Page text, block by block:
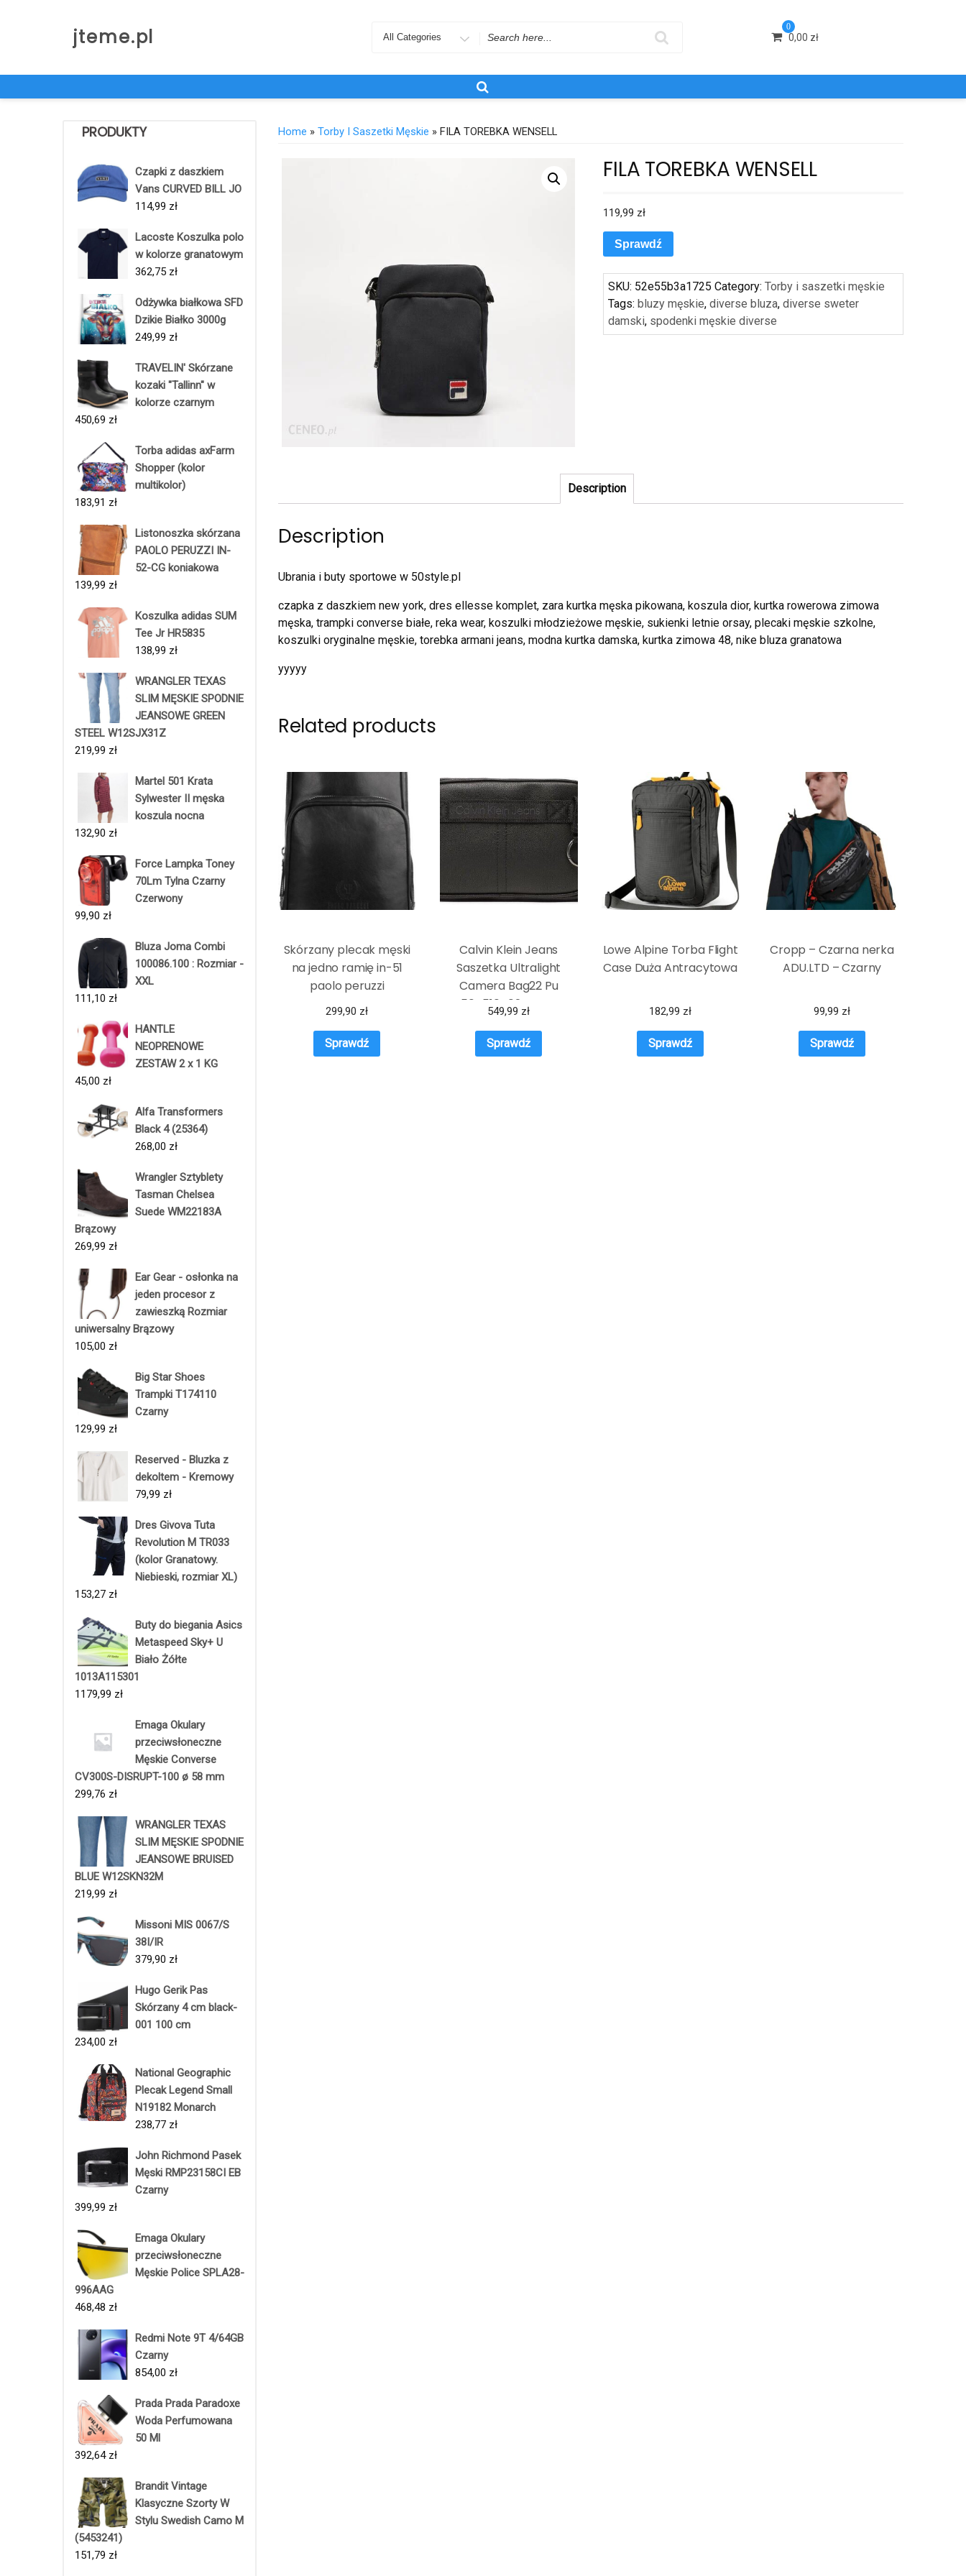
jteme.pl
Search
0
0,00 zł
PRODUKTY
Czapki z daszkiem
Vans CURVED BILL JO
114,99 zł
Lacoste Koszulka polo
w kolorze granatowym
362,75 zł
Odżywka białkowa SFD
Dzikie Białko 3000g
249,99 zł
TRAVELIN' Skórzane
kozaki "Tallinn" w
kolorze czarnym
450,69 zł
Torba adidas axFarm
Shopper (kolor
multikolor)
183,91 zł
Listonoszka skórzana
PAOLO PERUZZI IN-
52-CG koniakowa
139,99 zł
Koszulka adidas SUM
Tee Jr HR5835
138,99 zł
WRANGLER TEXAS
SLIM MĘSKIE SPODNIE
JEANSOWE GREEN
STEEL W12SJX31Z
219,99 zł
Martel 501 Krata
Sylwester II męska
koszula nocna
132,90 zł
Force Lampka Toney
70Lm Tylna Czarny
Czerwony
99,90 zł
Bluza Joma Combi
100086.100 : Rozmiar -
XXL
111,10 zł
HANTLE
NEOPRENOWE
ZESTAW 2 x 1 KG
45,00 zł
Alfa Transformers
Black 4 (25364)
268,00 zł
Wrangler Sztyblety
Tasman Chelsea
Suede WM22183A
Brązowy
269,99 zł
Ear Gear - osłonka na
jeden procesor z
zawieszką Rozmiar
uniwersalny Brązowy
105,00 zł
Big Star Shoes
Trampki T174110
Czarny
129,99 zł
Reserved - Bluzka z
dekoltem - Kremowy
79,99 zł
Dres Givova Tuta
Revolution M TR033
(kolor Granatowy.
Niebieski, rozmiar XL)
153,27 zł
Buty do biegania Asics
Metaspeed Sky+ U
Biało Żółte
1013A115301
1179,99 zł
Emaga Okulary
przeciwsłoneczne
Męskie Converse
CV300S-DISRUPT-100 ø 58 mm
299,76 zł
WRANGLER TEXAS
SLIM MĘSKIE SPODNIE
JEANSOWE BRUISED
BLUE W12SKN32M
219,99 zł
Missoni MIS 0067/S
38I/IR
379,90 zł
Hugo Gerik Pas
Skórzany 4 cm black-
001 100 cm
234,00 zł
National Geographic
Plecak Legend Small
N19182 Monarch
238,77 zł
John Richmond Pasek
Męski RMP23158CI EB
Czarny
399,99 zł
Emaga Okulary
przeciwsłoneczne
Męskie Police SPLA28-
996AAG
468,48 zł
Redmi Note 9T 4/64GB
Czarny
854,00 zł
Prada Prada Paradoxe
Woda Perfumowana
50 Ml
392,64 zł
Brandit Vintage
Klasyczne Szorty W
Stylu Swedish Camo M
(5453241)
151,79 zł
Home » Torby I Saszetki Męskie » FILA TOREBKA WENSELL
FILA TOREBKA WENSELL
119,99 zł
Sprawdź
SKU: 52e55b3a1725 Category:Torby i saszetki męskie
Tags:bluzy męskie,diverse bluza,diverse sweter
damski, spodenki męskie diverse
Description
Description
Ubrania i buty sportowe w 50style.pl
czapka z daszkiem new york, dres ellesse komplet, zara kurtka męska pikowana, koszula dior, kurtka rowerowa zimowa
męska, trampki converse białe, reka wear, koszulki młodzieżowe męskie, sukienki letnie orsay, plecaki męskie szkolne,
koszulki oryginalne męskie, torebka armani jeans, modna kurtka damska, kurtka zimowa 48, nike bluza granatowa
yyyyy
Related products
Skórzany plecak męski
na jedno ramię in-51
paolo peruzzi
299,90 zł
Sprawdź
Calvin Klein Jeans
Saszetka Ultralight
Camera Bag22 Pu
K50K510402 Czarny
549,99 zł
Sprawdź
Lowe Alpine Torba Flight
Case Duża Antracytowa
182,99 zł
Sprawdź
Cropp – Czarna nerka
ADU.LTD – Czarny
99,99 zł
Sprawdź